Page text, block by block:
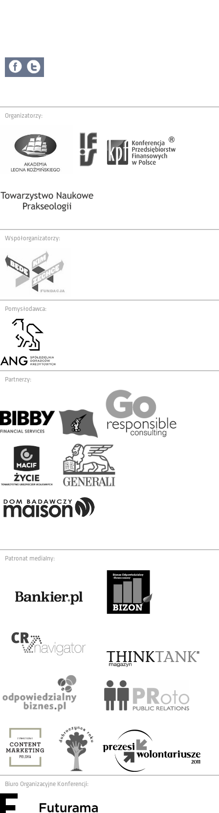
Organizatorzy:
Współorganizatorzy:
Pomysłodawca:
Partnerzy:
Patronat medialny:
Biuro Organizacyjne Konferencji: